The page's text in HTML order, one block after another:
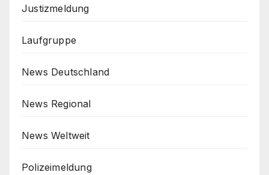
Justizmeldung
Laufgruppe
News Deutschland
News Regional
News Weltweit
Polizeimeldung